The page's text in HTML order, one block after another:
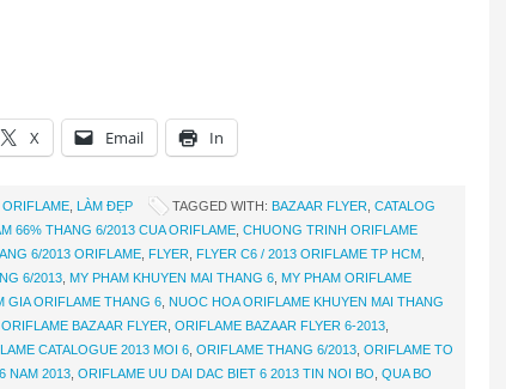
X Email In
ORIFLAME LÀM ĐẸP TAGGED WITH: BAZAAR FLYER CATALOG
66% THANG 6/2013 CUA ORIFLAME CHUONG TRINH ORIFLAME
6/2013 ORIFLAME FLYER FLYER C6 / 2013 ORIFLAME TP HCM
6/2013 MY PHAM KHUYEN MAI THANG 6 MY PHAM ORIFLAME
GIA ORIFLAME THANG 6 NUOC HOA ORIFLAME KHUYEN MAI THANG
ORIFLAME BAZAAR FLYER ORIFLAME BAZAAR FLYER 6-2013
CATALOGUE 2013 MOI 6 ORIFLAME THANG 6/2013 ORIFLAME TO
NAM 2013 ORIFLAME UU DAI DAC BIET 6 2013 TIN NOI BO QUA BO